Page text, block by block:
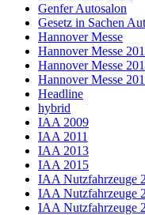
Genfer Autosalon
Gesetz in Sachen
Hannover Messe
Hannover Messe
Hannover Messe
Hannover Messe
Headline
hybrid
IAA 2009
IAA 2011
IAA 2013
IAA 2015
IAA Nutzfahrzeuge
IAA Nutzfahrzeuge
IAA Nutzfahrzeuge